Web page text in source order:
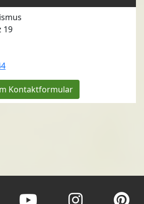
19
Kontaktformular